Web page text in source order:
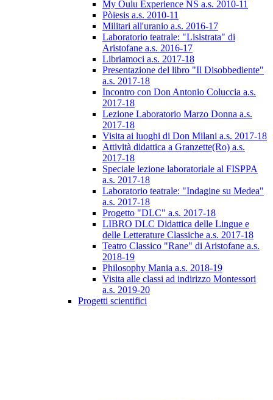
My Oulu Experience NS a.s. 2010-11
Pòiesis a.s. 2010-11
Militari all'uranio a.s. 2016-17
Laboratorio teatrale: "Lisistrata" di
Aristofane a.s. 2016-17
Libriamoci a.s. 2017-18
Presentazione del libro "Il Disobbediente"
a.s. 2017-18
Incontro con Don Antonio Coluccia a.s.
2017-18
Lezione Laboratorio Marzo Donna a.s.
2017-18
Visita ai luoghi di Don Milani a.s. 2017-18
Attività didattica a Granzette(Ro) a.s.
2017-18
Speciale lezione laboratoriale al FISPPA
a.s. 2017-18
Laboratorio teatrale: "Indagine su Medea"
a.s. 2017-18
Progetto "DLC" a.s. 2017-18
LIBRO DLC Didattica delle Lingue e
delle Letterature Classiche a.s. 2017-18
Teatro Classico "Rane" di Aristofane a.s.
2018-19
Philosophy Mania a.s. 2018-19
Visita alle classi ad indirizzo Montessori
a.s. 2019-20
Progetti scientifici